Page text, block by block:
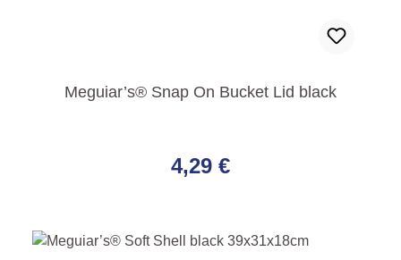
Meguiar’s® Snap On Bucket Lid black
4,29 €